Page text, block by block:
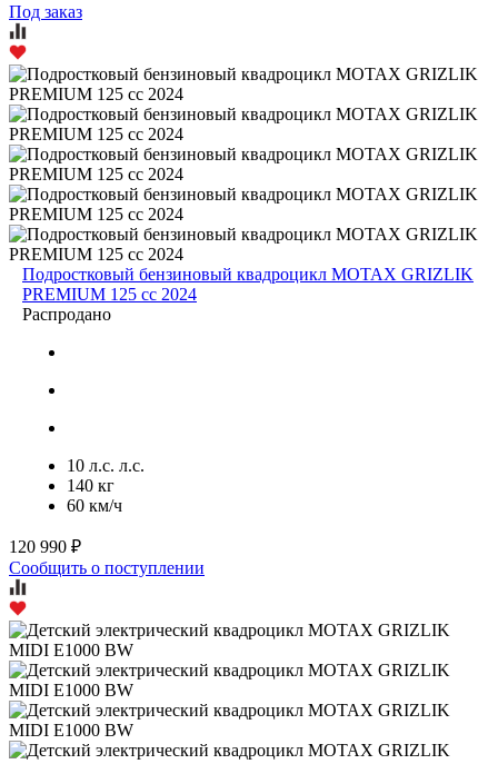
Под заказ
Подростковый бензиновый квадроцикл MOTAX GRIZLIK
PREMIUM 125 cc 2024
Распродано
10 л.с. л.с.
140 кг
60 км/ч
120 990 ₽
Сообщить о поступлении